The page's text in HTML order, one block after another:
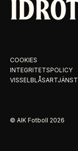
COOKIES
INTEGRITETSPOLICY
VISSELBLÅSARTJÄNST
© AIK Fotboll 2026